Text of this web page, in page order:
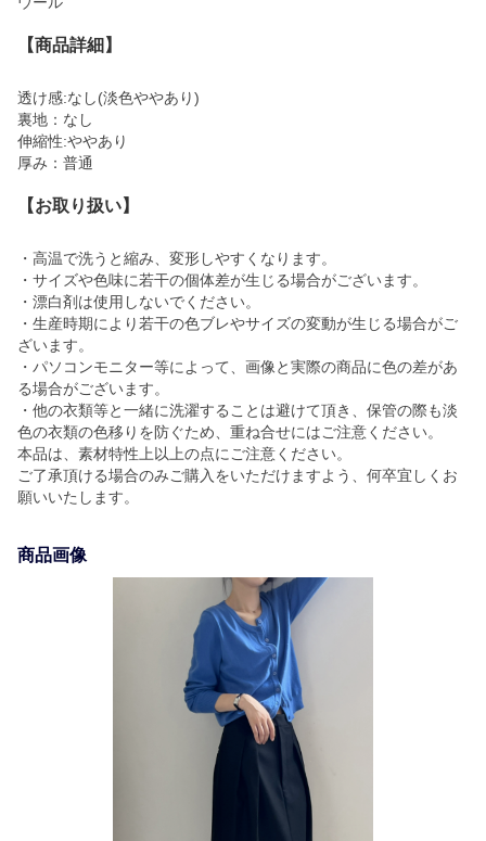
【商品詳細】
透け感:なし(淡色ややあり)
裏地：なし
伸縮性:ややあり
厚み：普通
【お取り扱い】
・高温で洗うと縮み、変形しやすくなります。
・サイズや色味に若干の個体差が生じる場合がございます。
・漂白剤は使用しないでください。
・生産時期により若干の色ブレやサイズの変動が生じる場合がご
ざいます。
・パソコンモニター等によって、画像と実際の商品に色の差があ
る場合がございます。
・他の衣類等と一緒に洗濯することは避けて頂き、保管の際も淡
色の衣類の色移りを防ぐため、重ね合せにはご注意ください。
本品は、素材特性上以上の点にご注意ください。
ご了承頂ける場合のみご購入をいただけますよう、何卒宜しくお
願いいたします。
商品画像